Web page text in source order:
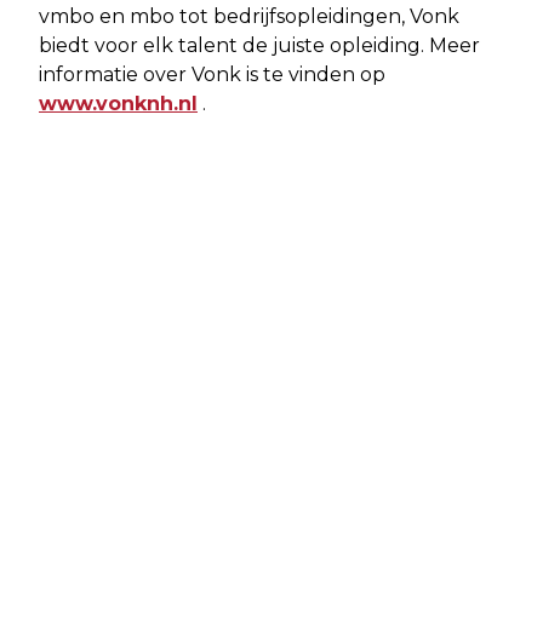
vmbo en mbo tot bedrijfsopleidingen, Vonk
biedt voor elk talent de juiste opleiding. Meer
informatie over Vonk is te vinden op
www.vonknh.nl .